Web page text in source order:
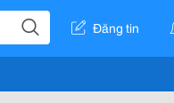
Đăng tin